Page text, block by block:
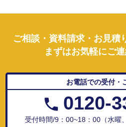
ご相談・資料請求・お見積
まずはお気軽にご連
お電話での受付・
0120-
受付時間/9：00~18：00（水曜